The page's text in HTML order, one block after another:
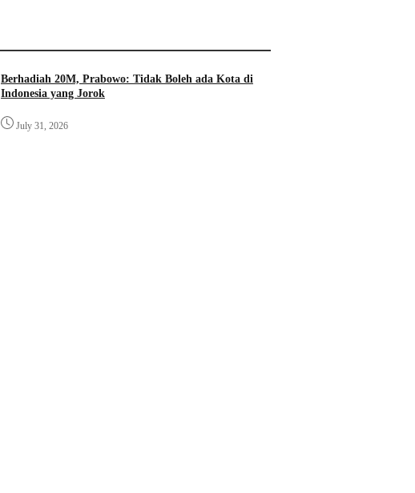
Berhadiah 20M, Prabowo: Tidak Boleh ada Kota di
Indonesia yang Jorok
July 31, 2026